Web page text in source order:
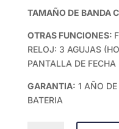
TAMAÑO DE BANDA
OTRAS FUNCIONES:
RELOJ: 3 AGUJAS
PANTALLA DE FECHA
GARANTIA: 1 AÑO
BATERIA